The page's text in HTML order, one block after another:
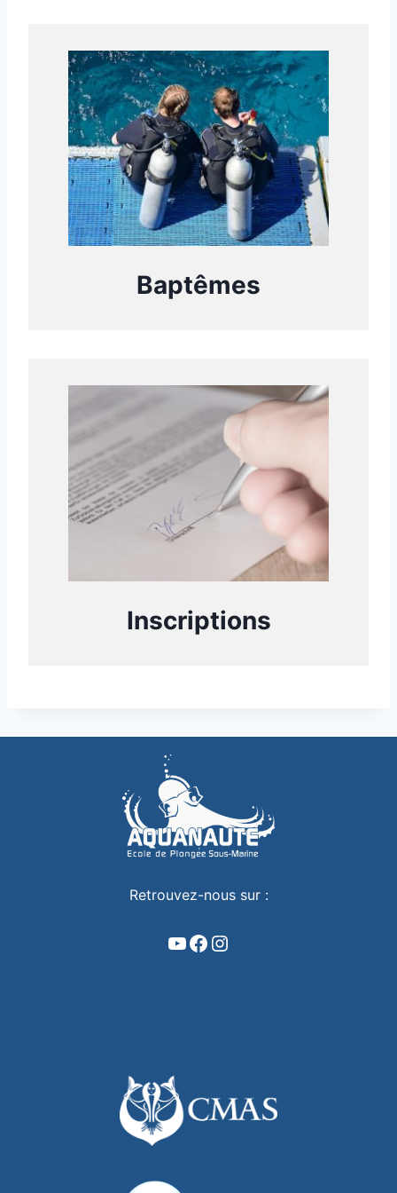
Baptêmes
Inscriptions
Retrouvez-nous sur :
YouTube
Facebook
Instagram